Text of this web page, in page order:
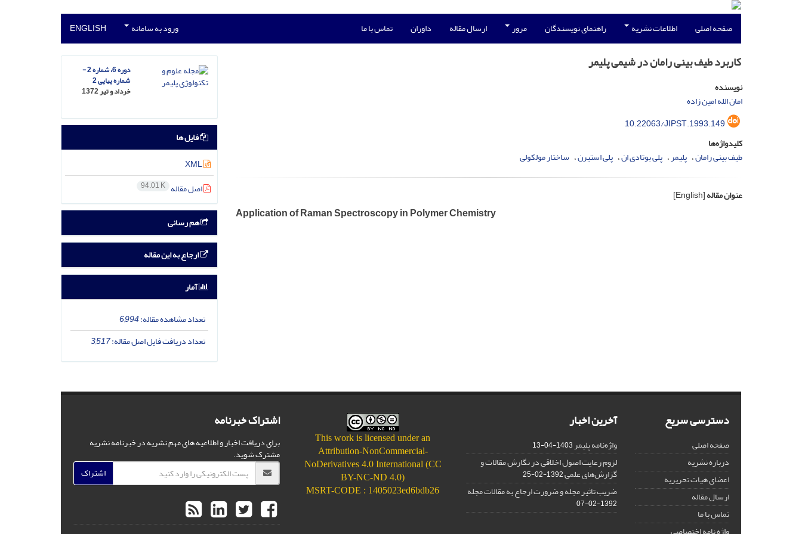
صفحه اصلی اطلاعات نشریه راهنمای نویسندگان مرور ارسال مقاله داوران تماس با ما ورود به سامانه ENGLISH
کاربرد طیف بینی رامان در شیمی پلیمر
نویسنده
امان الله امین زاده
10.22063/JIPST.1993.149
کلیدواژه‌ها
طیف بینی رامان پلیمر پلی بوتادی ان پلی استیرن ساختار مولکولی
عنوان مقاله[English]
Application of Raman Spectroscopy in Polymer Chemistry
دوره 6، شماره 2 -
شماره پیاپی 2
خرداد و تیر 1372
فایل ها
XML
اصل مقاله 94.01 K
هم رسانی
ارجاع به این مقاله
آمار
تعداد مشاهده مقاله:6,994
تعداد دریافت فایل اصل مقاله:3,517
دسترسی سریع
صفحه اصلی
درباره نشریه
اعضای هیات تحریریه
ارسال مقاله
تماس با ما
آخرین اخبار
واژه‌نامه پلیمر1403-04-13
لزوم رعایت اصول اخلاقی در نگارش مقالات و
گزارش‌‌های علمی1392-02-25
ضریب تاثیر مجله و ضرورت ارجاع به مقالات مجله
1392-02-07
This work is licensed under an
Attribution-NonCommercial-
NoDerivatives 4.0 International (CC
BY-NC-ND 4.0)
MSRT-CODE : 1405023ed6bdb26
اشتراک خبرنامه
برای دریافت اخبار و اطلاعیه های مهم نشریه در خبرنامه نشریه
مشترک شوید.
اشتراک